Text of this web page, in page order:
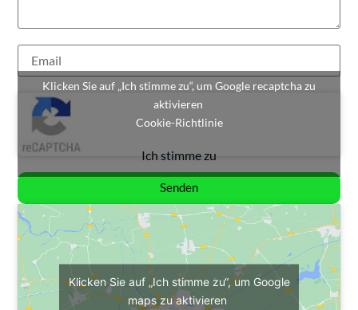
Klicken Sie auf „Ich stimme zu“, um Google recaptcha zu
aktivieren
Cookie-Richtlinie
Ich stimme zu
Senden
Klicken Sie auf „Ich stimme zu“, um Google
maps zu aktivieren